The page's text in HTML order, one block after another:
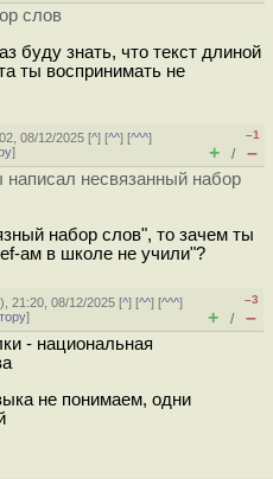
слов
буду знать, что текст длиной
ты воспринимать не
08/12/2025 [^] [^^] [^^^]
]
–1
+ / –
написал несвязанный набор
набор слов", то зачем ты
ам в школе не учили"?
), 21:20, 08/12/2025 [^] [^^] [^^^]
]
–3
+ / –
- национальная
не понимаем, одни